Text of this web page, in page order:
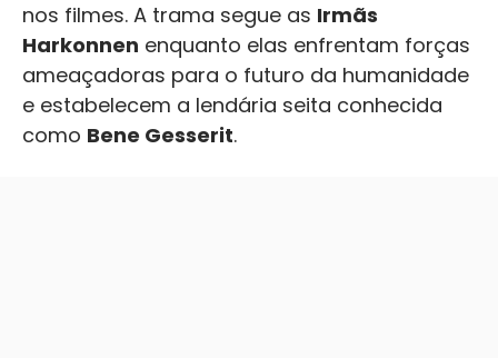
nos filmes. A trama segue as Irmãs
Harkonnen enquanto elas enfrentam forças
ameaçadoras para o futuro da humanidade
e estabelecem a lendária seita conhecida
como Bene Gesserit.